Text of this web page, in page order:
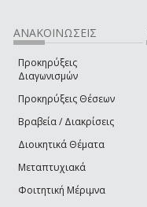
ΑΝΑΚΟΙΝΩΣΕΙΣ
Προκηρύξεις
Διαγωνισμών
Προκηρύξεις Θέσεων
Βραβεία / Διακρίσεις
Διοικητικά Θέματα
Μεταπτυχιακά
Φοιτητική Μέριμνα